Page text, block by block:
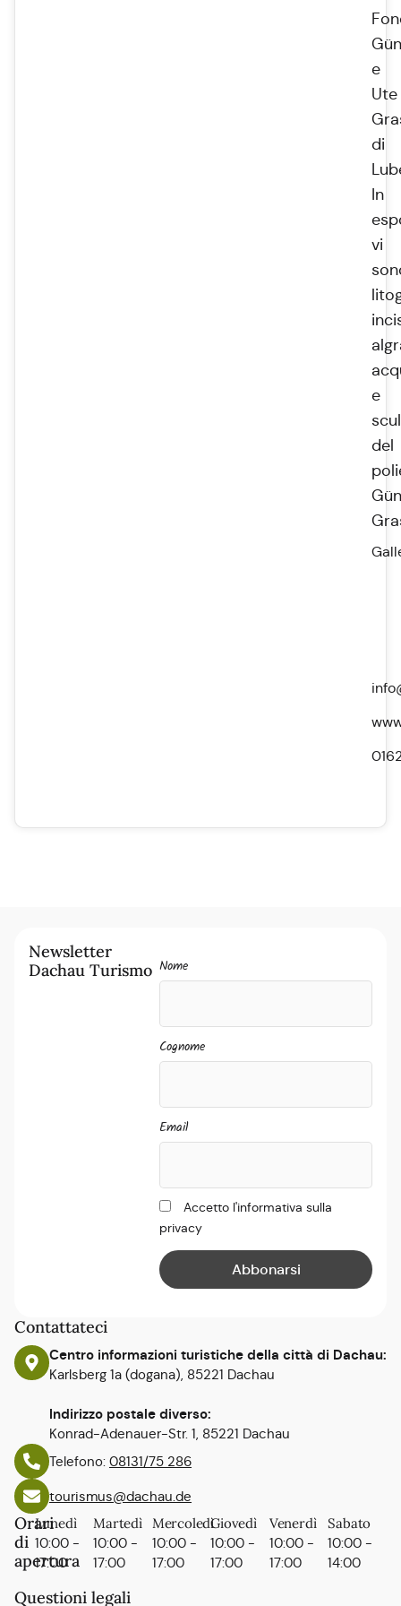
e
Ute
di
In
vi
e
del
Contattateci
Centro informazioni turistiche della città di Dachau:
Karlsberg 1a (dogana), 85221 Dachau
Indirizzo postale diverso:
Konrad-Adenauer-Str. 1, 85221 Dachau
Telefono: 08131/75 286
tourismus@dachau.de
Orari
di
apertura
Lunedì
10:00 -
17:00
Martedì
10:00 -
17:00
Mercoledì
10:00 -
17:00
Giovedì
10:00 -
17:00
Venerdì
10:00 -
17:00
Sabato
10:00 -
14:00
Questioni legali
Newsletter
Dachau Turismo Nome
Cognome
Email
Accetto l'informativa sulla
privacy